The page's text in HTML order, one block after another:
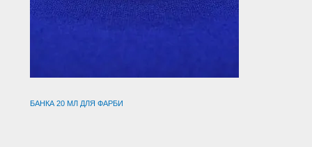
БАНКА 20 МЛ ДЛЯ ФАРБИ